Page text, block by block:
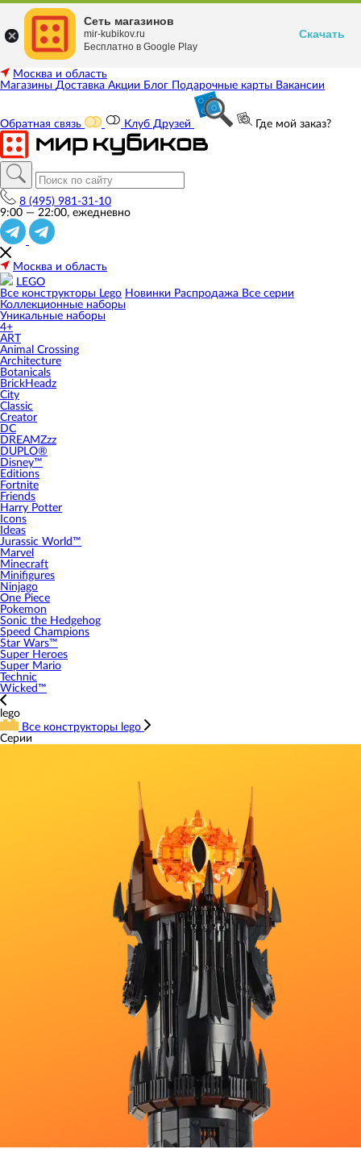
Москва и область
Магазины Доставка Акции Блог Подарочные карты Вакансии
Обратная связь Клуб Друзей Где мой заказ?
8 (495) 981-31-10
9:00 — 22:00, ежедневно
Москва и область
LEGO
Все конструкторы Lego Новинки Распродажа Все серии
Коллекционные наборы
Уникальные наборы
4+
ART
Animal Crossing
Architecture
Botanicals
BrickHeadz
City
Classic
Creator
DC
DREAMZzz
DUPLO®
Disney™
Editions
Fortnite
Friends
Harry Potter
Icons
Ideas
Jurassic World™
Marvel
Minecraft
Minifigures
Ninjago
One Piece
Pokemon
Sonic the Hedgehog
Speed Champions
Star Wars™
Super Heroes
Super Mario
Technic
Wicked™
lego
Все конструкторы lego
Серии
Сеть магазинов
mir-kubikov.ru
Бесплатно в Google Play
Скачать